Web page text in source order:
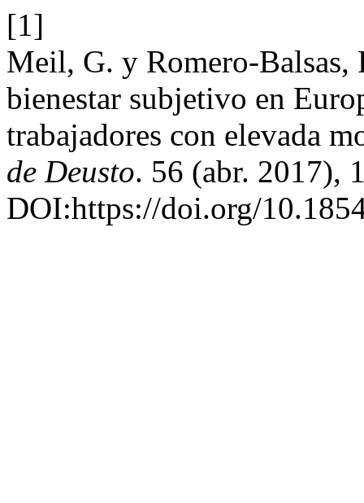
[1]
Meil, G. y Romero-
bienestar subjetivo en
trabajadores con elevada
de Deusto. 56 (abr. 2017),
DOI:https://doi.org/